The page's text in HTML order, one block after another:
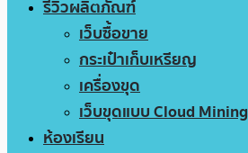
รีวิวผลิตภัณฑ์
เว็บซื้อขาย
กระเป๋าเก็บเหรียญ
เครื่องขุด
เว็บขุดแบบ Cloud Mining
ห้องเรียน